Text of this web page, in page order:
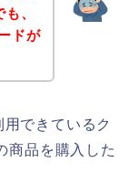
、
ドが
できているク
商品を購入した